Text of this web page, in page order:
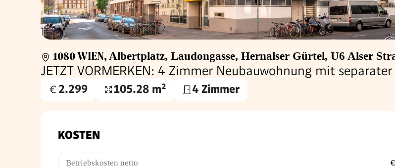
1080 WIEN, Albertplatz, Laudongasse, Hernalser Gürtel, U6 Alser
JETZT VORMERKEN: 4 Zimmer Neubauwohnung mit
Gesamtmiete
2.299
Nutzfläche
105.28 m² 4 Zimmer
KOSTEN
Betriebskosten netto